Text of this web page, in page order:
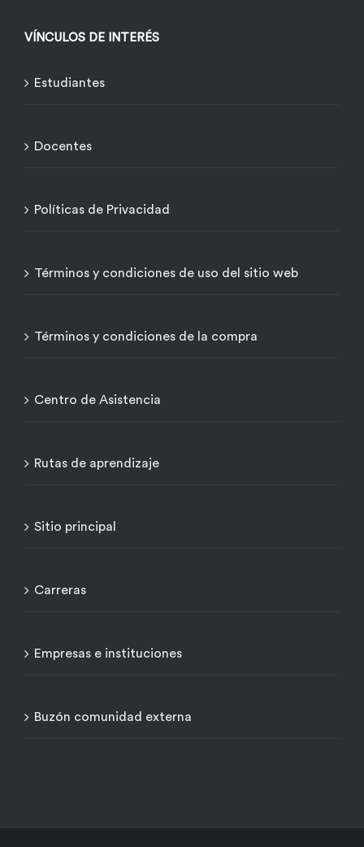
VÍNCULOS DE INTERÉS
Estudiantes
Docentes
Políticas de Privacidad
Términos y condiciones de uso del sitio web
Términos y condiciones de la compra
Centro de Asistencia
Rutas de aprendizaje
Sitio principal
Carreras
Empresas e instituciones
Buzón comunidad externa